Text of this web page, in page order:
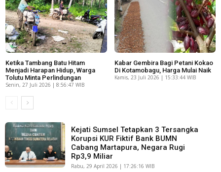
Ketika Tambang Batu Hitam
Menjadi Harapan Hidup, Warga
Tolutu Minta Perlindungan
Senin, 27 Juli 2026 | 8:56:47 WIB
Kabar Gembira Bagi Petani Kokao
Di Kotamobagu, Harga Mulai Naik
Kamis, 23 Juli 2026 | 15:33:44 WIB
Kejati Sumsel Tetapkan 3 Tersangka
Korupsi KUR Fiktif Bank BUMN
Cabang Martapura, Negara Rugi
Rp3,9 Miliar
Rabu, 29 April 2026 | 17:26:16 WIB